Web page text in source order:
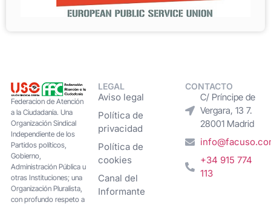
Federacion de Atención
a la Ciudadanía. Una
Organización Sindical
Independiente de los
Partidos políticos,
Gobierno,
Administración Pública u
otras Instituciones; una
Organización Pluralista,
con profundo respeto a
LEGAL
Aviso legal
Política de
privacidad
Política de
cookies
Canal del
Informante
CONTACTO
C/ Príncipe de
Vergara, 13 7.
28001 Madrid
+34 915 774
113